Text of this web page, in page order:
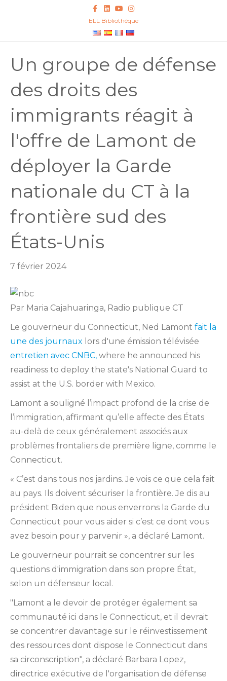
c
o
n
e
d
Y
o
u
u
b
n
s
a
g
m
ELL Bibliothèque
Un groupe de défense
des droits des
immigrants réagit à
l'offre de Lamont de
déployer la Garde
nationale du CT à la
frontière sud des
États-Unis
7 février 2024
Par Maria Cajahuaringa, Radio publique CT
Le gouverneur du Connecticut, Ned Lamont fait la
une des journaux lors d'une émission télévisée
entretien avec CNBC, where he announced his
readiness to deploy the state's National Guard to
assist at the U.S. border with Mexico.
Lamont a souligné l’impact profond de la crise de
l’immigration, affirmant qu’elle affecte des États
au-delà de ceux généralement associés aux
problèmes frontaliers de première ligne, comme le
Connecticut.
« C’est dans tous nos jardins. Je vois ce que cela fait
au pays. Ils doivent sécuriser la frontière. Je dis au
président Biden que nous enverrons la Garde du
Connecticut pour vous aider si c’est ce dont vous
avez besoin pour y parvenir », a déclaré Lamont.
Le gouverneur pourrait se concentrer sur les
questions d'immigration dans son propre État,
selon un défenseur local.
"Lamont a le devoir de protéger également sa
communauté ici dans le Connecticut, et il devrait
se concentrer davantage sur le réinvestissement
des ressources dont dispose le Connecticut dans
sa circonscription", a déclaré Barbara Lopez,
directrice exécutive de l'organisation de défense